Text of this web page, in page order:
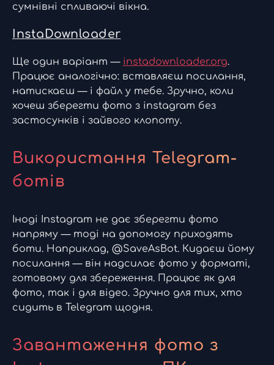
сумнівні спливаючі вікна.
InstaDownloader
Ще один варіант — instadownloader.org.
Працює аналогічно: вставляєш посилання,
натискаєш — і файл у тебе. Зручно, коли
хочеш зберегти фото з instagram без
застосунків і зайвого клопоту.
Використання Telegram-
ботів
Іноді Instagram не дає зберегти фото
напряму — тоді на допомогу приходять
боти. Наприклад, @SaveAsBot. Кидаєш йому
посилання — він надсилає фото у форматі,
готовому для збереження. Працює як для
фото, так і для відео. Зручно для тих, хто
сидить в Telegram щодня.
Завантаження фото з